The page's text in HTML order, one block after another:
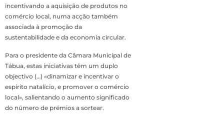
incentivando a aquisição de produtos no
comércio local, numa acção também
associada à promoção da
sustentabilidade e da economia circular.
Para o presidente da Câmara Municipal de
Tábua, estas iniciativas têm um duplo
objectivo (…) «dinamizar e incentivar o
espirito natalício, e promover o comércio
local», salientando o aumento significado
do número de prémios a sortear.